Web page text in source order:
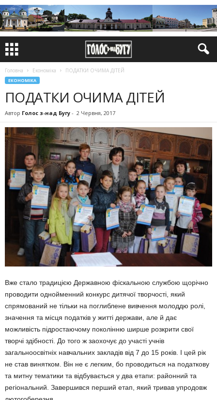
Головна Економіка ПОДАТКИ ОЧИМА ДІТЕЙ
ЕКОНОМІКА
ПОДАТКИ ОЧИМА ДІТЕЙ
Автор Голос з-над Бугу - 2 Червня, 2017
Вже стало традицією Державною фіскальною службою щорічно
проводити однойменний конкурс дитячої творчості, який
спрямований не тільки на поглиблене вивчення молоддю ролі,
значення та місця податків у житті держави, але й дає
можливість підростаючому поколінню ширше розкрити свої
творчі здібності. До того ж заохочує до участі учнів
загальноосвітніх навчальних закладів від 7 до 15 років. І цей рік
не став винятком. Він не є легким, бо проводиться на податкову
та митну тематики та відбувається у два етапи: районний та
регіональний. Завершився перший етап, який тривав упродовж